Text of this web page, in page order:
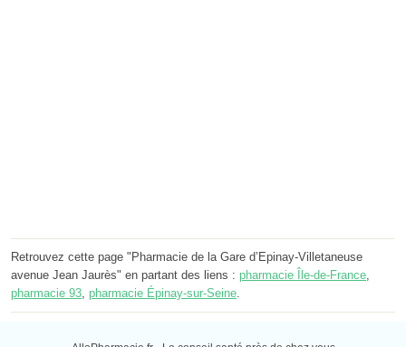
Retrouvez cette page "Pharmacie de la Gare d’Epinay-Villetaneuse
avenue Jean Jaurès" en partant des liens : pharmacie Île-de-France
pharmacie 93 pharmacie Épinay-sur-Seine